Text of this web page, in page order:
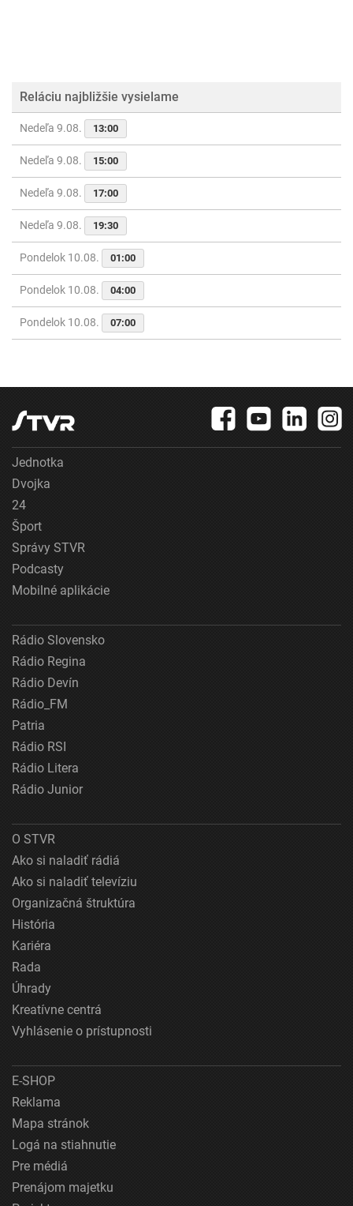
Reláciu najbližšie vysielame
Nedeľa 9.08. 13:00
Nedeľa 9.08. 15:00
Nedeľa 9.08. 17:00
Nedeľa 9.08. 19:30
Pondelok 10.08. 01:00
Pondelok 10.08. 04:00
Pondelok 10.08. 07:00
Jednotka
Dvojka
24
Šport
Správy STVR
Podcasty
Mobilné aplikácie
Rádio Slovensko
Rádio Regina
Rádio Devín
Rádio_FM
Patria
Rádio RSI
Rádio Litera
Rádio Junior
O STVR
Ako si naladiť rádiá
Ako si naladiť televíziu
Organizačná štruktúra
História
Kariéra
Rada
Úhrady
Kreatívne centrá
Vyhlásenie o prístupnosti
E-SHOP
Reklama
Mapa stránok
Logá na stiahnutie
Pre médiá
Prenájom majetku